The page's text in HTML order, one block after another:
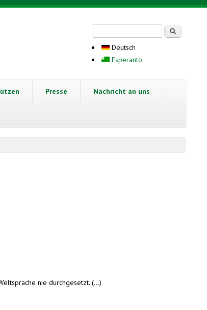
Deutsch
Esperanto
Presse Nachricht an uns
nie durchgesetzt. (...)